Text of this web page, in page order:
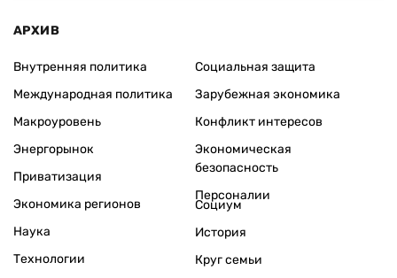
АРХИВ
Внутренняя политика
Международная политика
Макроуровень
Энергорынок
Приватизация
Экономика регионов
Социальная защита
Зарубежная экономика
Конфликт интересов
Экономическая
безопасность
Персоналии
Наука
Технологии
Социум
История
Круг семьи